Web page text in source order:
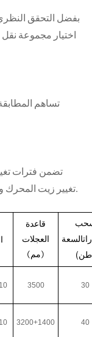
بفضل التحقق
اختيار مجموعة نقل
تساهم
تضمن فترات
تغيير زيت المحرك وناقل الحركة والمحاور إلى 100,000 كيلومتر.
قاعدة
العجلات
(مم)
السعة
3500 30
3200+1400 40